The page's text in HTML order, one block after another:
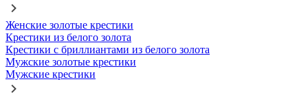
Женские золотые крестики
Крестики из белого золота
Крестики с бриллиантами из белого золота
Мужские золотые крестики
Мужские крестики